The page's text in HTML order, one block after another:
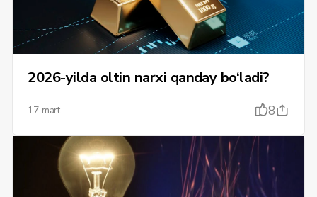
2026-yilda oltin narxi qanday bo‘ladi?
17 mart 8